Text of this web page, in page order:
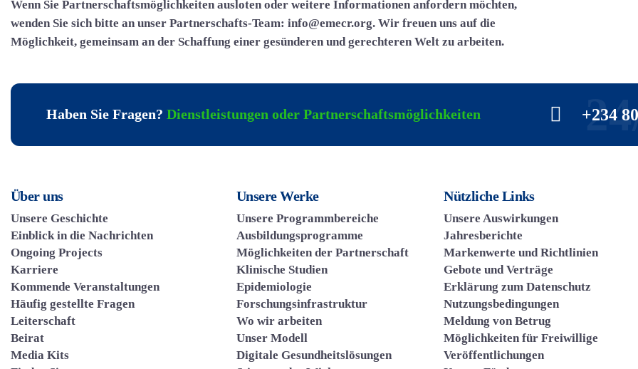
Wenn Sie Partnerschaftsmöglichkeiten ausloten oder weitere Informationen anfordern möchten,
wenden Sie sich bitte an unser Partnerschafts-Team: info@emecr.org. Wir freuen uns auf die
Möglichkeit, gemeinsam an der Schaffung einer gesünderen und gerechteren Welt zu arbeiten.
Haben Sie Fragen? Dienstleistungen oder Partnerschaftsmöglichkeiten +234
Über uns
Unsere Geschichte
Einblick in die Nachrichten
Ongoing Projects
Karriere
Kommende Veranstaltungen
Häufig gestellte Fragen
Leiterschaft
Beirat
Media Kits
Unsere Werke
Unsere Programmbereiche
Ausbildungsprogramme
Möglichkeiten der Partnerschaft
Klinische Studien
Epidemiologie
Forschungsinfrastruktur
Wo wir arbeiten
Unser Modell
Digitale Gesundheitslösungen
Nützliche Links
Unsere Auswirkungen
Jahresberichte
Markenwerte und Richtlinien
Gebote und Verträge
Erklärung zum Datenschutz
Nutzungsbedingungen
Meldung von Betrug
Möglichkeiten für Freiwillige
Veröffentlichungen